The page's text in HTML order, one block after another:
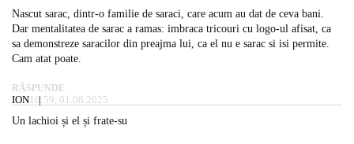
Nascut sarac, dintr-o familie de saraci, care acum au dat de ceva bani.
Dar mentalitatea de sarac a ramas: imbraca tricouri cu logo-ul afisat, ca
sa demonstreze saracilor din preajma lui, ca el nu e sarac si isi permite.
Cam atat poate.
RĂSPUNDE
ION16:59, 01.08.2025
Un lachioi și el și frate-su